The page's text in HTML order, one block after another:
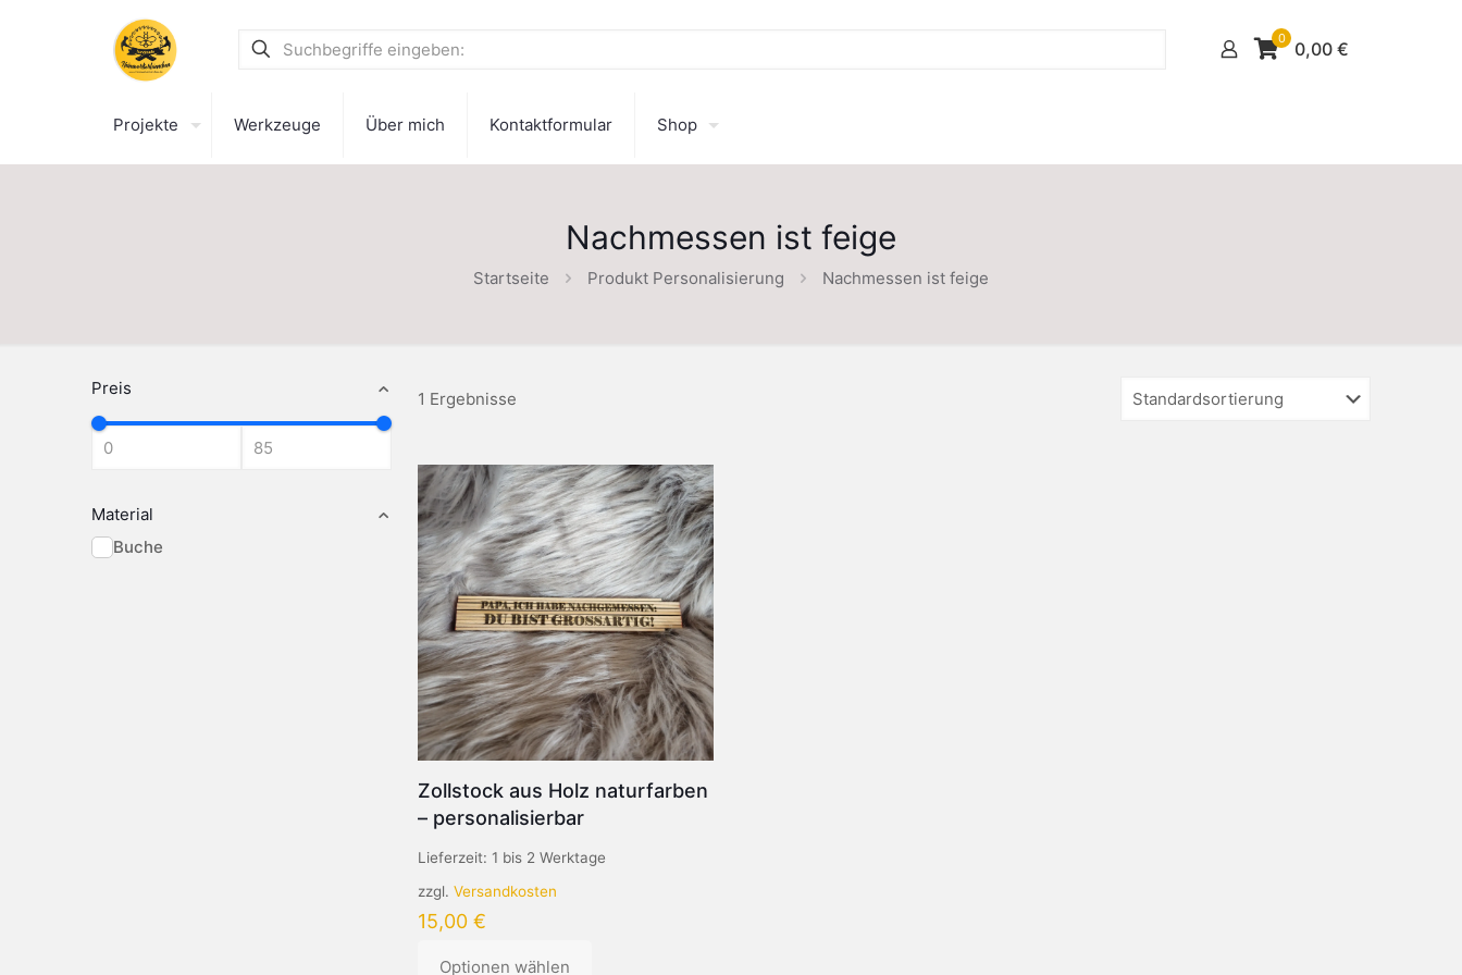
0 0,00 €
Projekte Werkzeuge Über mich Kontaktformular Shop
Nachmessen ist feige
Startseite Produkt Personalisierung Nachmessen ist feige
Preis
Material
Buche
1 Ergebnisse
Zollstock aus Holz naturfarben
– personalisierbar
Lieferzeit: 1 bis 2 Werktage
zzgl. Versandkosten
15,00 €
Optionen wählen